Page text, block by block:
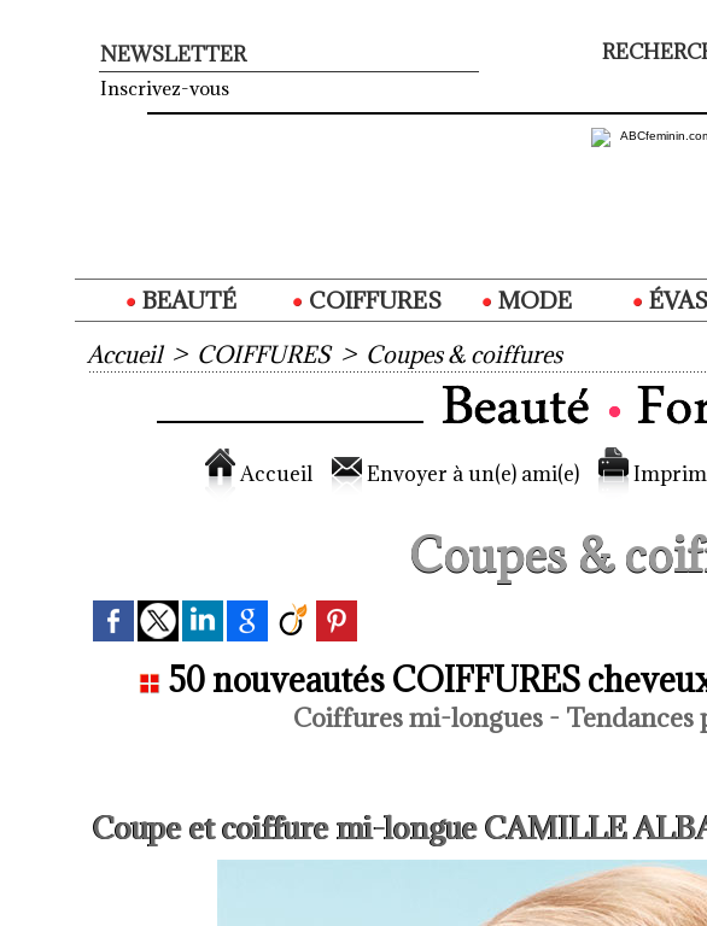
NEWSLETTER
Inscrivez-vous
BEAUTÉ COIFFURES MODE
Accueil > COIFFURES > Coupes & coiffures
Accueil Envoyer à un(e) ami(e)
Coupes &
50 nouveautés COIFFURES
Coiffures mi-longues - Tendances
Coupe et coiffure mi-longue CAMILLE